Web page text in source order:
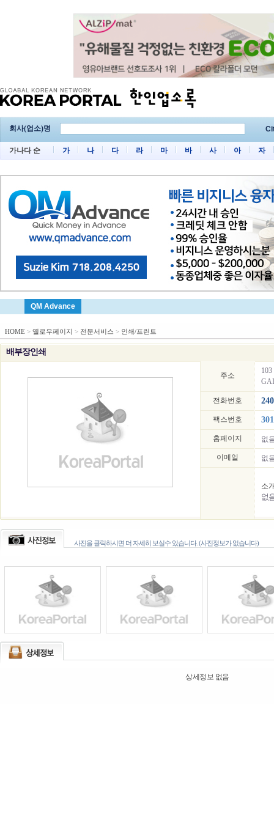
회사(업소)명
가나다 순 가 나 다 라 마 바 사 아 자
QM Advance
HOME > 옐로우페이지 > 전문서비스 > 인쇄/프린트
배부장인쇄
주소
전화번호
팩스번호
홈페이지 없
이메일 없
소
없
사진을 클릭하시면 더 자세히 보실수 있습니다. (사진정보가 없습니다)
상세정보 없음